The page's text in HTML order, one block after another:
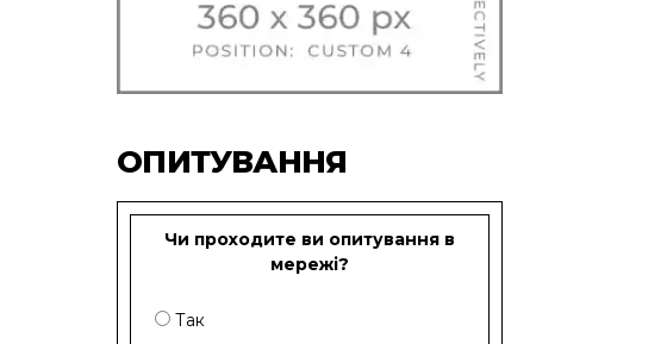
ОПИТУВАННЯ
Чи проходите ви опитування в
мережі?
Так